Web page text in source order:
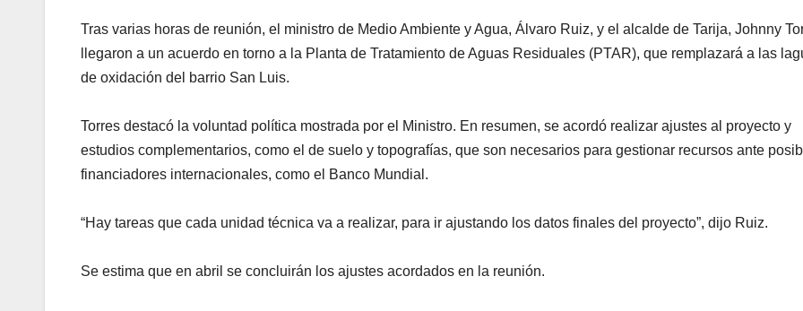
Tras varias horas de reunión, el ministro de Medio Ambiente y Agua, Álvaro Ruiz, y el alcalde de Tarija, Johnny
llegaron a un acuerdo en torno a la Planta de Tratamiento de Aguas Residuales (PTAR), que remplazará a las
de oxidación del barrio San Luis.
Torres destacó la voluntad política mostrada por el Ministro. En resumen, se acordó realizar ajustes al proyecto y
estudios complementarios, como el de suelo y topografías, que son necesarios para gestionar recursos ante
financiadores internacionales, como el Banco Mundial.
“Hay tareas que cada unidad técnica va a realizar, para ir ajustando los datos finales del proyecto”, dijo Ruiz.
Se estima que en abril se concluirán los ajustes acordados en la reunión.